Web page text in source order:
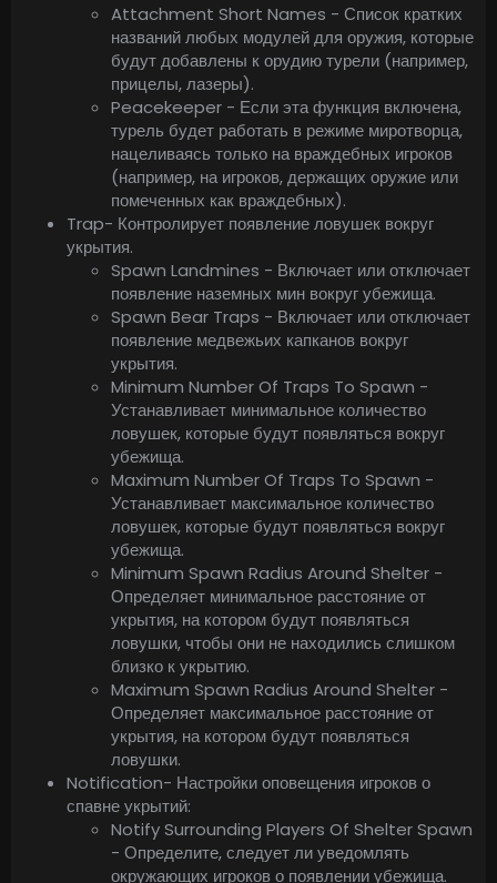
Attachment Short Names - Список кратких
названий любых модулей для оружия, которые
будут добавлены к орудию турели (например,
прицелы, лазеры).
Peacekeeper - Если эта функция включена,
турель будет работать в режиме миротворца,
нацеливаясь только на враждебных игроков
(например, на игроков, держащих оружие или
помеченных как враждебных).
Trap- Контролирует появление ловушек вокруг
укрытия.
Spawn Landmines - Включает или отключает
появление наземных мин вокруг убежища.
Spawn Bear Traps - Включает или отключает
появление медвежьих капканов вокруг
укрытия.
Minimum Number Of Traps To Spawn -
Устанавливает минимальное количество
ловушек, которые будут появляться вокруг
убежища.
Maximum Number Of Traps To Spawn -
Устанавливает максимальное количество
ловушек, которые будут появляться вокруг
убежища.
Minimum Spawn Radius Around Shelter -
Определяет минимальное расстояние от
укрытия, на котором будут появляться
ловушки, чтобы они не находились слишком
близко к укрытию.
Maximum Spawn Radius Around Shelter -
Определяет максимальное расстояние от
укрытия, на котором будут появляться
ловушки.
Notification- Настройки оповещения игроков о
спавне укрытий:
Notify Surrounding Players Of Shelter Spawn
- Определите, следует ли уведомлять
окружающих игроков о появлении убежища.